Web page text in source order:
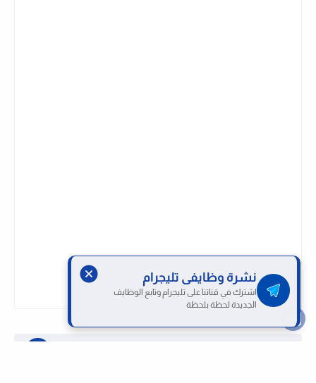
نشرة وظايفى تليجرام
اشترك في قناتنا على تليجرام وتابع الوظايف
الجديدة لحظة بلحظة